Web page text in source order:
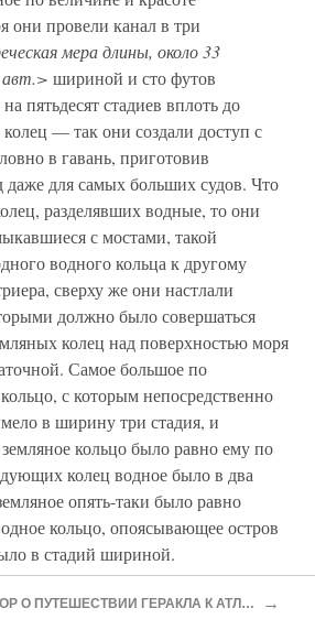
они провели канал в три
мера длины, около 33
шириной и сто футов
пятьдесят стадиев вплоть до
— так они создали доступ с
в гавань, приготовив
даже для самых больших судов. Что
разделявших водные, то они
с мостами, такой
водного кольца к другому
сверху же они настлали
должно было совершаться
колец над поверхностью моря
Самое большое по
с которым непосредственно
в ширину три стадия, и
кольцо было равно ему по
колец водное было в два
опять-таки было равно
кольцо, опоясывающее остров
в стадий шириной.
дворец, имел пять стадиев в2. АПОЛЛОДОР О ПУТЕШЕСТВИИ ГЕРАКЛА К АТЛАНТИДЕ (ИЗВЛЕЧЕНИЯ ИЗ «МИФОЛОГИЧЕСКОЙ БИБЛИОТЕКИ») →